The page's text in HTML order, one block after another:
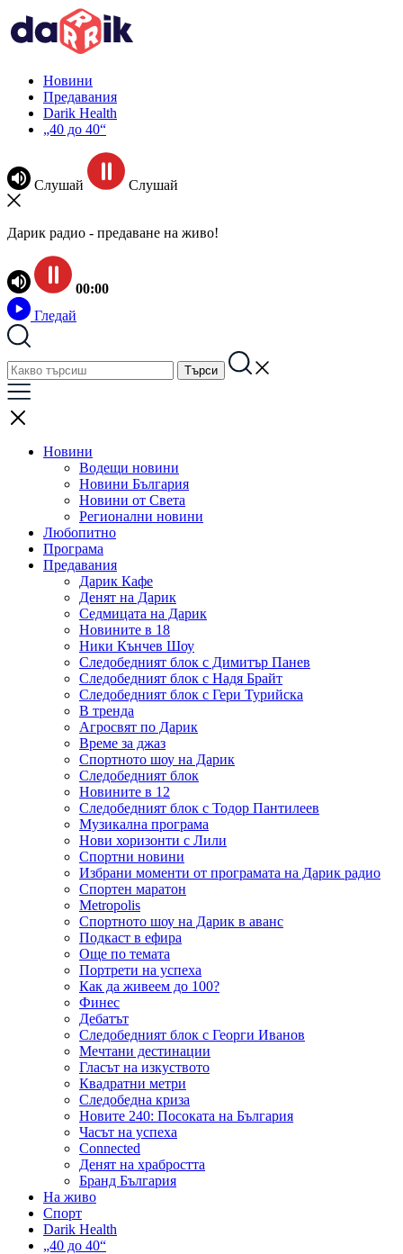
Новини
Предавания
Darik Health
„40 до 40“
Слушай Слушай
Дарик радио - предаване на живо!
00:00
Гледай
Новини
Водещи новини
Новини България
Новини от Света
Регионални новини
Любопитно
Програма
Предавания
Дарик Кафе
Денят на Дарик
Седмицата на Дарик
Новините в 18
Ники Кънчев Шоу
Следобедният блок с Димитър Панев
Следобедният блок с Надя Брайт
Следобедният блок с Гери Турийска
В тренда
Агросвят по Дарик
Време за джаз
Спортното шоу на Дарик
Следобедният блок
Новините в 12
Следобедният блок с Тодор Пантилеев
Музикална програма
Нови хоризонти с Лили
Спортни новини
Избрани моменти от програмата на Дарик радио
Спортен маратон
Metropolis
Спортното шоу на Дарик в аванс
Подкаст в ефира
Още по темата
Портрети на успеха
Как да живеем до 100?
Финес
Дебатът
Следобедният блок с Георги Иванов
Мечтани дестинации
Гласът на изкуството
Квадратни метри
Следобедна криза
Новите 240: Посоката на България
Часът на успеха
Connected
Денят на храбростта
Бранд България
На живо
Спорт
Darik Health
„40 до 40“